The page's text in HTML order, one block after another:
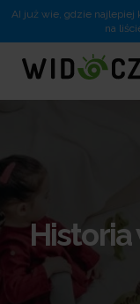
AI już wie, gdzie najlepiej
na
Historia